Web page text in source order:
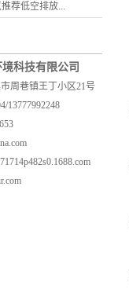
荐低空排放...
科技有限公司
周巷镇王丁小区21号
13777992248